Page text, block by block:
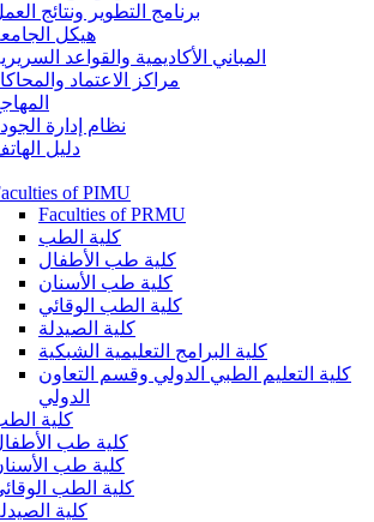
برنامج التطوير ونتائج
هيكل
المباني الأكاديمية والقواعد
مراكز الاعتماد
نظام إدارة
دليل
of PIMU
Faculties of PRMU
كلية الطب
كلية طب الأطفال
كلية طب الأسنان
كلية الطب الوقائي
كلية الصيدلة
كلية البرامج التعليمية الشبكية
كلية التعليم الطبي الدولي وقسم التعاون
الدولي
كلية
كلية طب
كلية طب
كلية الطب
كلية